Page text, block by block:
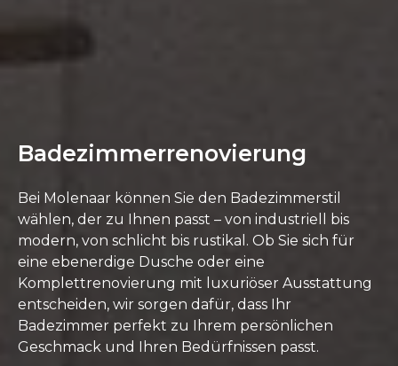
Badezimmerrenovierung
Bei Molenaar können Sie den Badezimmerstil
wählen, der zu Ihnen passt – von industriell bis
modern, von schlicht bis rustikal. Ob Sie sich für
eine ebenerdige Dusche oder eine
Komplettrenovierung mit luxuriöser Ausstattung
entscheiden, wir sorgen dafür, dass Ihr
Badezimmer perfekt zu Ihrem persönlichen
Geschmack und Ihren Bedürfnissen passt.